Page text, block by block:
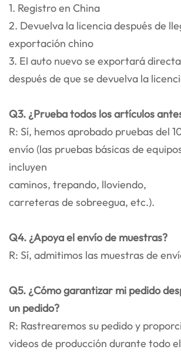
1. Registro en China
2. Devuelva la licencia después de
exportación chino
3. El auto nuevo se exportará
después de que se devuelva la
Q3. ¿Prueba todos los artículos
R: Sí, hemos aprobado pruebas del
envío (las pruebas básicas de
incluyen
caminos, trepando, lloviendo,
carreteras de sobreegua, etc.).
Q4. ¿Apoya el envío de muestras?
R: Sí, admitimos las muestras de
Q5. ¿Cómo garantizar mi pedido
un pedido?
R: Rastrearemos su pedido y
videos de producción durante todo